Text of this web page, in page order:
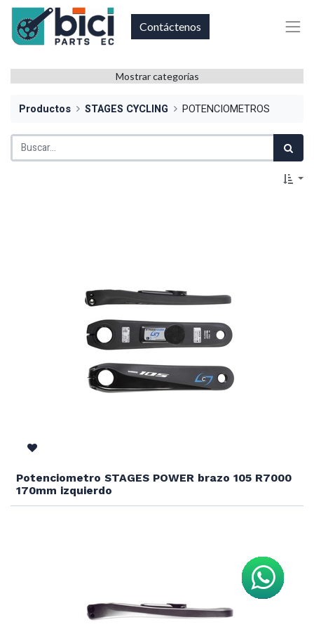
Contáctenos
Mostrar categorías
Productos STAGES CYCLING POTENCIOMETROS
Potenciometro STAGES POWER brazo 105 R7000
170mm izquierdo